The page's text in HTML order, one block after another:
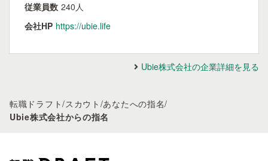
従業員数 240人
会社HP https://ubie.life
Ubie株式会社の企業詳細を見る
転職ドラフト/スカウト /あなたへの指名/
Ubie株式会社からの指名